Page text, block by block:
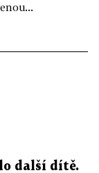
další dítě.